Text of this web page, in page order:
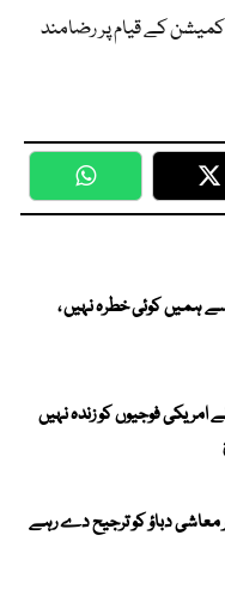
کے قیام پر رضامند
WhatsApp
ہمیں کوئی خطرہ نہیں ،
امریکی فوجیوں کو زندہ نہیں
معاشی دباؤ کو ترجیح دے رہے